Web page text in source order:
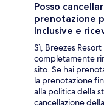
Posso
prenotazione
Inclusive e
Sì, Breezes
completamente
sito. Se hai
la prenotazione
alla politica della
cancellazione